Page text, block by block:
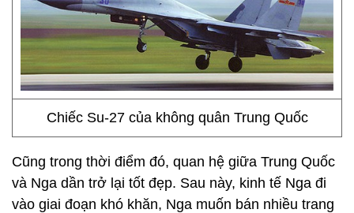
Chiếc Su-27 của không quân Trung Quốc
Cũng trong thời điểm đó, quan hệ giữa Trung Quốc
và Nga dần trở lại tốt đẹp. Sau này, kinh tế Nga đi
vào giai đoạn khó khăn, Nga muốn bán nhiều trang